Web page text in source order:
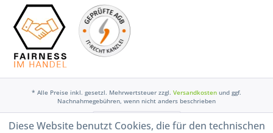
* Alle Preise inkl. gesetzl. Mehrwertsteuer zzgl. Versandkosten und ggf.
Nachnahmegebühren, wenn nicht anders beschrieben
Widerruf erklären
Diese Website benutzt Cookies, die für den technischen